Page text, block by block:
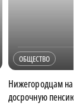
ОБЩЕСТВО
Нижегородцам
досрочную пенсию